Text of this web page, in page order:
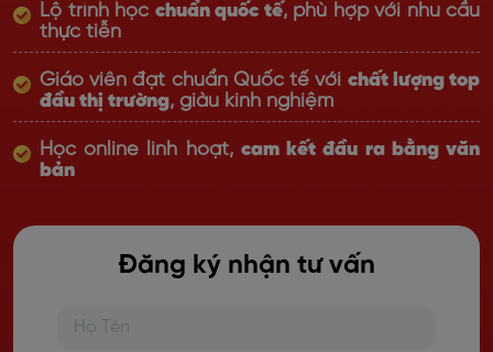
Lộ trình học chuẩn quốc tế, phù hợp với nhu cầu
thực tiễn
Giáo viên đạt chuẩn Quốc tế với chất lượng top
đầu thị trường, giàu kinh nghiệm
Học online linh hoạt, cam kết đầu ra bằng văn
bản
Đăng ký nhận tư vấn